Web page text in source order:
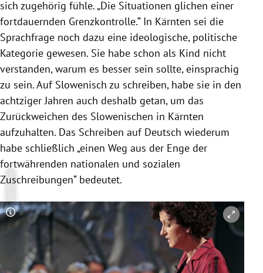
sich zugehörig fühle. „Die Situationen glichen einer
fortdauernden Grenzkontrolle.“ In Kärnten sei die
Sprachfrage noch dazu eine ideologische, politische
Kategorie gewesen. Sie habe schon als Kind nicht
verstanden, warum es besser sein sollte, einsprachig
zu sein. Auf Slowenisch zu schreiben, habe sie in den
achtziger Jahren auch deshalb getan, um das
Zurückweichen des Slowenischen in Kärnten
aufzuhalten. Das Schreiben auf Deutsch wiederum
habe schließlich „einen Weg aus der Enge der
fortwährenden nationalen und sozialen
Zuschreibungen“ bedeutet.
Copyright-Hinweis öffnen/schließen